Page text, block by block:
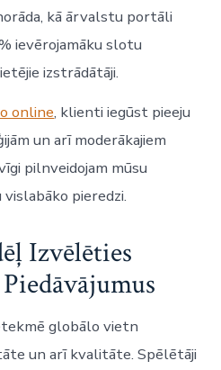
kā ārvalstu portāli
ievērojamāku slotu
izstrādātāji.
online, klienti iegūst pieeju
un arī moderākajiem
pilnveidojam mūsu
pieredzi.
Izvēlēties
globālo vietn
un arī kvalitāte. Spēlētāji